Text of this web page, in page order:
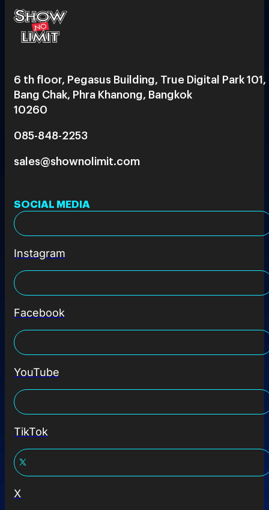
6 th floor, Pegasus Building, True Digital Park 101,
Bang Chak, Phra Khanong, Bangkok
10260
085-848-2253
sales@shownolimit.com
SOCIAL MEDIA
Instagram
Facebook
YouTube
TikTok
X